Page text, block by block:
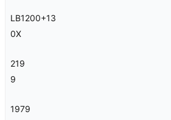
LB1200+13
0X
219
9
1979